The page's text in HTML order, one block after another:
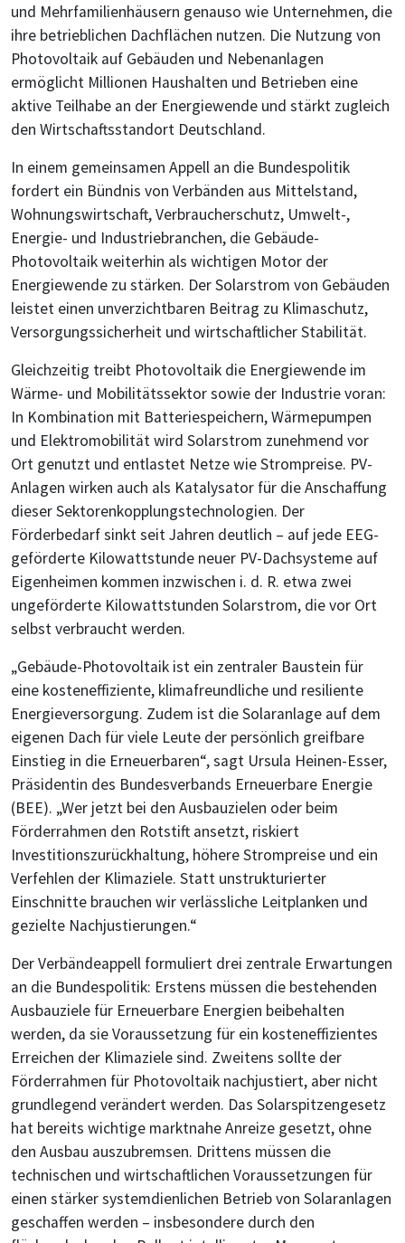
und Mehrfamilienhäusern genauso wie Unternehmen, die
ihre betrieblichen Dachflächen nutzen. Die Nutzung von
Photovoltaik auf Gebäuden und Nebenanlagen
ermöglicht Millionen Haushalten und Betrieben eine
aktive Teilhabe an der Energiewende und stärkt zugleich
den Wirtschaftsstandort Deutschland.
In einem gemeinsamen Appell an die Bundespolitik
fordert ein Bündnis von Verbänden aus Mittelstand,
Wohnungswirtschaft, Verbraucherschutz, Umwelt-,
Energie- und Industriebranchen, die Gebäude-
Photovoltaik weiterhin als wichtigen Motor der
Energiewende zu stärken. Der Solarstrom von Gebäuden
leistet einen unverzichtbaren Beitrag zu Klimaschutz,
Versorgungssicherheit und wirtschaftlicher Stabilität.
Gleichzeitig treibt Photovoltaik die Energiewende im
Wärme- und Mobilitätssektor sowie der Industrie voran:
In Kombination mit Batteriespeichern, Wärmepumpen
und Elektromobilität wird Solarstrom zunehmend vor
Ort genutzt und entlastet Netze wie Strompreise. PV-
Anlagen wirken auch als Katalysator für die Anschaffung
dieser Sektorenkopplungstechnologien. Der
Förderbedarf sinkt seit Jahren deutlich – auf jede EEG-
geförderte Kilowattstunde neuer PV-Dachsysteme auf
Eigenheimen kommen inzwischen i. d. R. etwa zwei
ungeförderte Kilowattstunden Solarstrom, die vor Ort
selbst verbraucht werden.
„Gebäude-Photovoltaik ist ein zentraler Baustein für
eine kosteneffiziente, klimafreundliche und resiliente
Energieversorgung. Zudem ist die Solaranlage auf dem
eigenen Dach für viele Leute der persönlich greifbare
Einstieg in die Erneuerbaren“, sagt Ursula Heinen-Esser,
Präsidentin des Bundesverbands Erneuerbare Energie
(BEE). „Wer jetzt bei den Ausbauzielen oder beim
Förderrahmen den Rotstift ansetzt, riskiert
Investitionszurückhaltung, höhere Strompreise und ein
Verfehlen der Klimaziele. Statt unstrukturierter
Einschnitte brauchen wir verlässliche Leitplanken und
gezielte Nachjustierungen.“
Der Verbändeappell formuliert drei zentrale Erwartungen
an die Bundespolitik: Erstens müssen die bestehenden
Ausbauziele für Erneuerbare Energien beibehalten
werden, da sie Voraussetzung für ein kosteneffizientes
Erreichen der Klimaziele sind. Zweitens sollte der
Förderrahmen für Photovoltaik nachjustiert, aber nicht
grundlegend verändert werden. Das Solarspitzengesetz
hat bereits wichtige marktnahe Anreize gesetzt, ohne
den Ausbau auszubremsen. Drittens müssen die
technischen und wirtschaftlichen Voraussetzungen für
einen stärker systemdienlichen Betrieb von Solaranlagen
geschaffen werden – insbesondere durch den